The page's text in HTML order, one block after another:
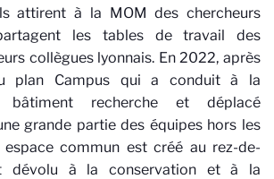
attirent à la MOM des chercheurs
les tables de travail des
collègues lyonnais. En 2022, après
plan Campus qui a conduit à la
bâtiment recherche et déplacé
grande partie des équipes hors les
espace commun est créé au rez-de-
dévolu à la conservation et à la